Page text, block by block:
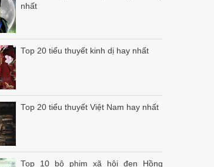
nhất
Top 20 tiểu thuyết kinh dị hay nhất
Top 20 tiểu thuyết Việt Nam hay nhất
Top 10 bộ phim xã hội đen Hồng